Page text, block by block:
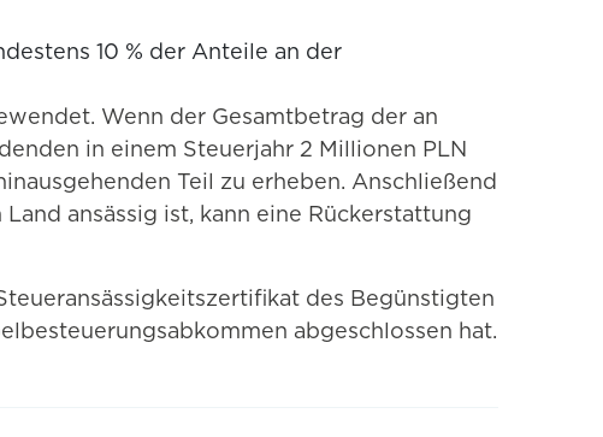
10 % der Anteile an der
Wenn der Gesamtbetrag der an
in einem Steuerjahr 2 Millionen PLN
Teil zu erheben. Anschließend
ansässig ist, kann eine Rückerstattung
des Begünstigten
abgeschlossen hat.